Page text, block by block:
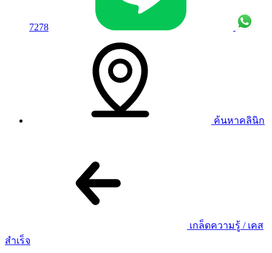
7278
ค้นหาคลินิก
เกล็ดความรู้ / เคส
สำเร็จ